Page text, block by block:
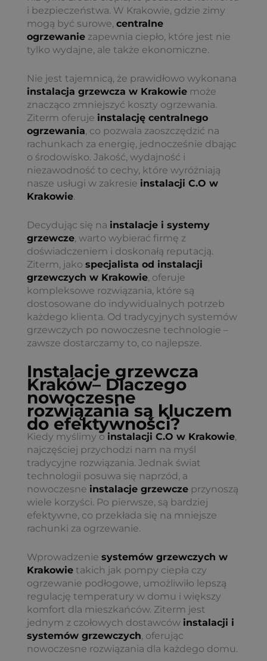
i bezpieczeństwa. W Krakowie, gdzie zimy
mogą być surowe, centralne
ogrzewanie zapewnia ciepło, które jest nie
tylko wydajne, ale także ekonomiczne.
Nie jest tajemnicą, że prawidłowo wykonana
instalacja grzewcza w Krakowie może
znacząco zmniejszyć koszty ogrzewania.
Ziterm oferuje instalację centralnego
ogrzewania, co pozwala zaoszczędzić na
rachunkach za energię, jednocześnie dbając
o środowisko. Jakość, wydajność i
niezawodność to cechy, które wyróżniają
nasze usługi w zakresie instalacji C.O w
Krakowie.
Decydując się na instalacje i systemy
grzewcze, warto wybierać firmę z
doświadczeniem i doskonałą reputacją.
Ziterm, jako specjalista od instalacji
grzewczych w Krakowie, oferuje
kompleksowe rozwiązania, które są
dostosowane do indywidualnych potrzeb
każdego klienta. Od tradycyjnych systemów
grzewczych po nowoczesne technologie –
zawsze dostarczamy to, co najlepsze.
Instalacje grzewcza
Kraków– Dlaczego
nowoczesne
rozwiązania są kluczem
do efektywności?
Kiedy myślimy o instalacji C.O w Krakowie,
najczęściej przychodzi nam na myśl
tradycyjne rozwiązania. Jednak świat
technologii posuwa się naprzód, a
nowoczesne instalacje grzewcze przynoszą
wiele korzyści. Po pierwsze, są bardziej
efektywne, co przekłada się na mniejsze
rachunki za ogrzewanie.
Wprowadzenie systemów grzewczych w
Krakowie takich jak pompy ciepła czy
ogrzewanie podłogowe, umożliwiło lepszą
regulację temperatury w domu i większy
komfort dla mieszkańców. Ziterm jest
jednym z czołowych dostawców instalacji i
systemów grzewczych, oferując
nowoczesne rozwiązania dla każdego domu.